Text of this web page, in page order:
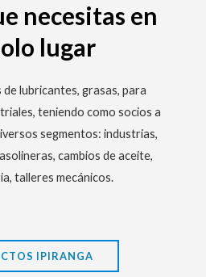
necesitas en
lugar
lubricantes, grasas, para
teniendo como socios a
segmentos: industrias,
cambios de aceite,
talleres mecánicos.
IPIRANGA